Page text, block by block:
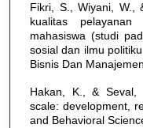
Fikri, S., Wiyani, W.,
kualitas
mahasiswa (studi
sosial dan ilmu
Bisnis Dan
Hakan, K., & Seval,
scale: development,
and Behavioral